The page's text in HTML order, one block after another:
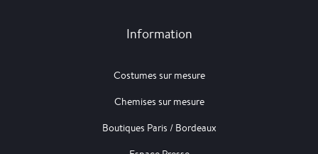
Information
Costumes sur mesure
Chemises sur mesure
Boutiques Paris / Bordeaux